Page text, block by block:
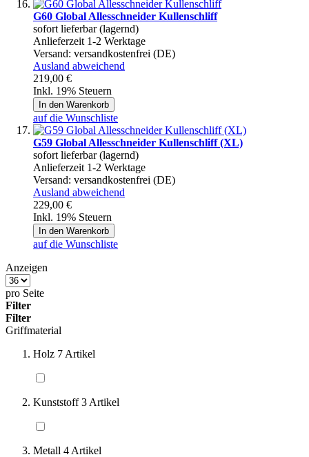
G60 Global Allesschneider Kullenschliff
sofort lieferbar (lagernd)
Anlieferzeit 1-2 Werktage
Versand: versandkostenfrei (DE)
Ausland abweichend
219,00 €
Inkl. 19% Steuern
In den Warenkorb
auf die Wunschliste
G59 Global Allesschneider Kullenschliff (XL)
sofort lieferbar (lagernd)
Anlieferzeit 1-2 Werktage
Versand: versandkostenfrei (DE)
Ausland abweichend
229,00 €
Inkl. 19% Steuern
In den Warenkorb
auf die Wunschliste
Anzeigen
pro Seite
Filter
Filter
Griffmaterial
Holz 7 Artikel
Kunststoff 3 Artikel
Metall 4 Artikel